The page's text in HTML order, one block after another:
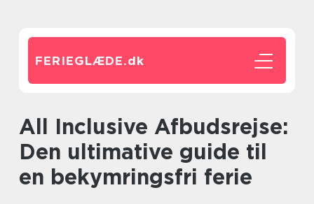
FERIEGLÆDE.dk
All Inclusive Afbudsrejse:
Den ultimative guide til
en bekymringsfri ferie